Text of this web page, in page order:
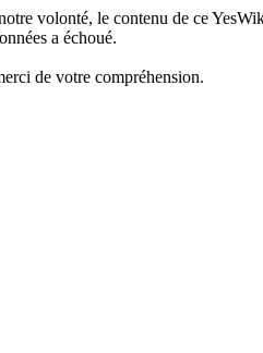
volonté, le contenu de ce
a échoué.
de votre compréhension.